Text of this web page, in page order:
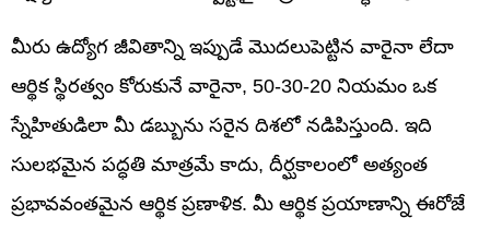
మీరు ఉద్యోగ జీవితాన్ని ఇప్పుడే మొదలుపెట్టిన వారైనా లేదా
ఆర్థిక స్థిరత్వం కోరుకునే వారైనా, 50-30-20 నియమం ఒక
స్నేహితుడిలా మీ డబ్బును సరైన దిశలో నడిపిస్తుంది. ఇది
సులభమైన పద్ధతి మాత్రమే కాదు, దీర్ఘకాలంలో అత్యంత
ప్రభావవంతమైన ఆర్థిక ప్రణాళిక. మీ ఆర్థిక ప్రయాణాన్ని ఈరోజే